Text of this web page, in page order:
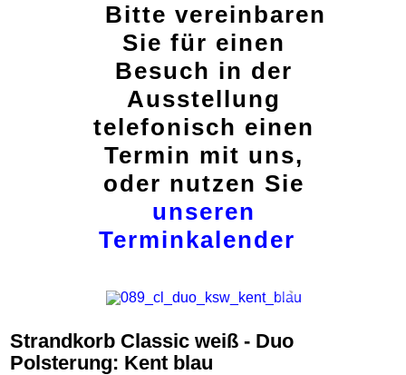
Bitte vereinbaren
Sie für einen
Besuch in der
Ausstellung
telefonisch einen
Termin mit uns,
oder nutzen Sie
unseren
Terminkalender
Strandkorb Classic weiß - Duo
Polsterung: Kent blau